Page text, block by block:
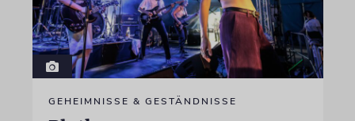
GEHEIMNISSE & GESTÄNDNISSE